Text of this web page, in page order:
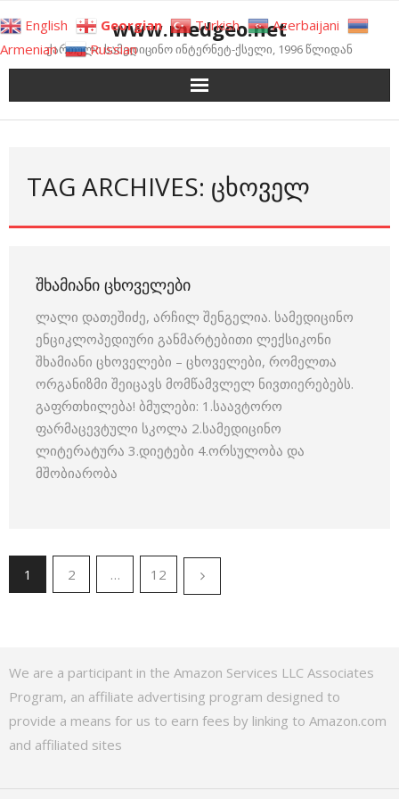
to
content
www.medgeo.net
ქართული სამედიცინო ინტერნეტ-ქსელი, 1996 წლიდან
TAG ARCHIVES: ᲪᲮᲝᲕᲔᲚ
ᲨᲮᲐᲛᲘᲐᲜᲘ ᲪᲮᲝᲕᲔᲚᲔᲑᲘ
ლალი დათეშიძე, არჩილ შენგელია. სამედიცინო
ენციკლოპედიური განმარტებითი ლექსიკონი
შხამიანი ცხოველები – ცხოველები, რომელთა
ორგანიზმი შეიცავს მომწამვლელ ნივთიერებებს.
გაფრთხილება! ბმულები: 1.საავტორო
ფარმაცევტული სკოლა 2.სამედიცინო
ლიტერატურა 3.დიეტები 4.ორსულობა და
მშობიარობა
1 2 … 12
We are a participant in the Amazon Services LLC Associates
Program, an affiliate advertising program designed to
provide a means for us to earn fees by linking to Amazon.com
and affiliated sites
English Georgian Turkish
Azerbaijani
Armenian
Russian